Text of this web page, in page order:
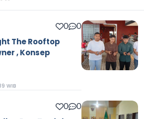
0 0
The Rooftop
, Konsep
WIB
0 0